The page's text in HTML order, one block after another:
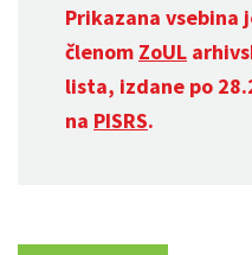
Prikazana vsebina
členom ZoUL
lista, izdane po
na PISRS.